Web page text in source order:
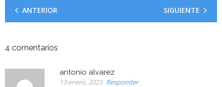
ANTERIOR SIGUIENTE
4 comentarios
antonio alvarez
13 enero, 2023 Responder